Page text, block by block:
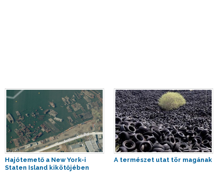
Hajótemető a New York-i
Staten Island kikötőjében
A természet utat tör magának